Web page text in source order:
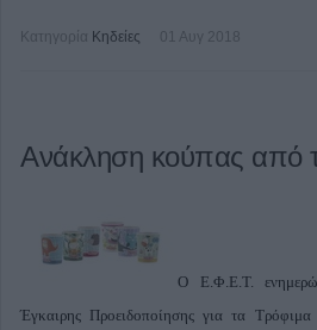
Κατηγορία Κηδείες 01 Αυγ 2018
Ανάκληση κούπας από
Ο Ε.Φ.Ε.Τ.
Έγκαιρης Προειδοποίησης για τα